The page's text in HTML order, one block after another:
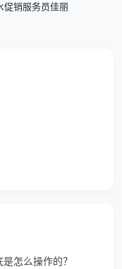
促销服务员佳丽
怎么操作的？